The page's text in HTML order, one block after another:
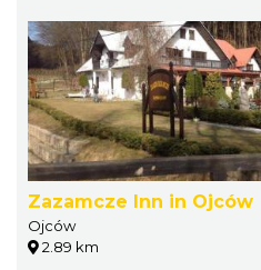
Zazamcze Inn in Ojców
Ojców
2.89 km